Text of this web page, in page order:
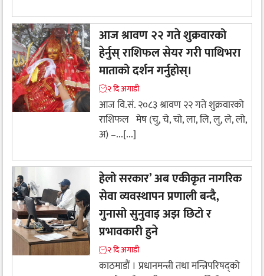
आज श्रावण २२ गते शुक्रवारको
हेर्नुस् राशिफल सेयर गरी पाथिभरा
माताको दर्शन गर्नुहोस्।
२ दि अगाडी
आज वि.सं. २०८३ श्रावण २२ गते शुक्रवारको
राशिफल मेष (चु, चे, चो, ला, लि, लु, ले, लो,
अ) –...[...]
हेलो सरकार’ अब एकीकृत नागरिक
सेवा व्यवस्थापन प्रणाली बन्दै,
गुनासो सुनुवाइ अझ छिटो र
प्रभावकारी हुने
२ दि अगाडी
काठमाडौं । प्रधानमन्त्री तथा मन्त्रिपरिषद्को